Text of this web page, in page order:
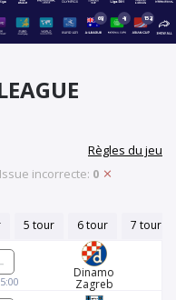
69j 4j 152j
Règles du jeu
Issue incorrecte: 0
5 tour 6 tour 7 tour
Dinamo
Zagreb